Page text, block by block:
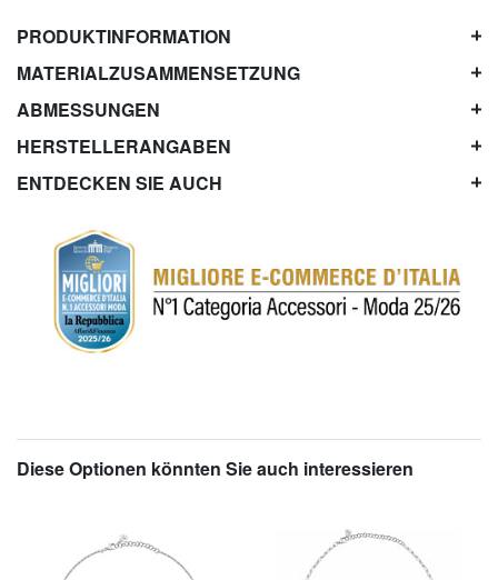
PRODUKTINFORMATION
MATERIALZUSAMMENSETZUNG
ABMESSUNGEN
HERSTELLERANGABEN
ENTDECKEN SIE AUCH
Diese Optionen könnten Sie auch interessieren